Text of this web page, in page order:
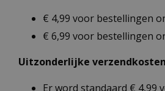
€ 4,99 voor bestellingen
€ 6,99 voor bestellingen
Uitzonderlijke verzendkosten
Er word standaard € 4,99